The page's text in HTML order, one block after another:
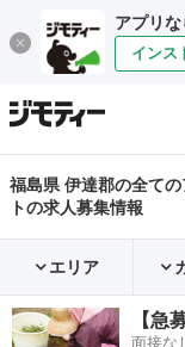
アプリ
インス
福島県 伊達郡の全て
トの求人募集情報
エリア
【急
面接な